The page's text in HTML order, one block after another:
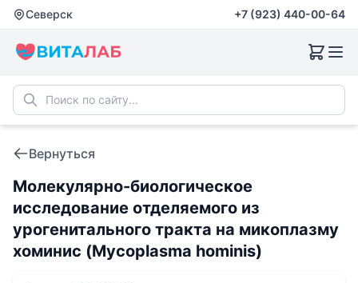
Северск +7 (923) 440-00-64
Вернуться
Молекулярно-биологическое
исследование отделяемого из
урогенитального тракта на микоплазму
хоминис (Mycoplasma hominis)